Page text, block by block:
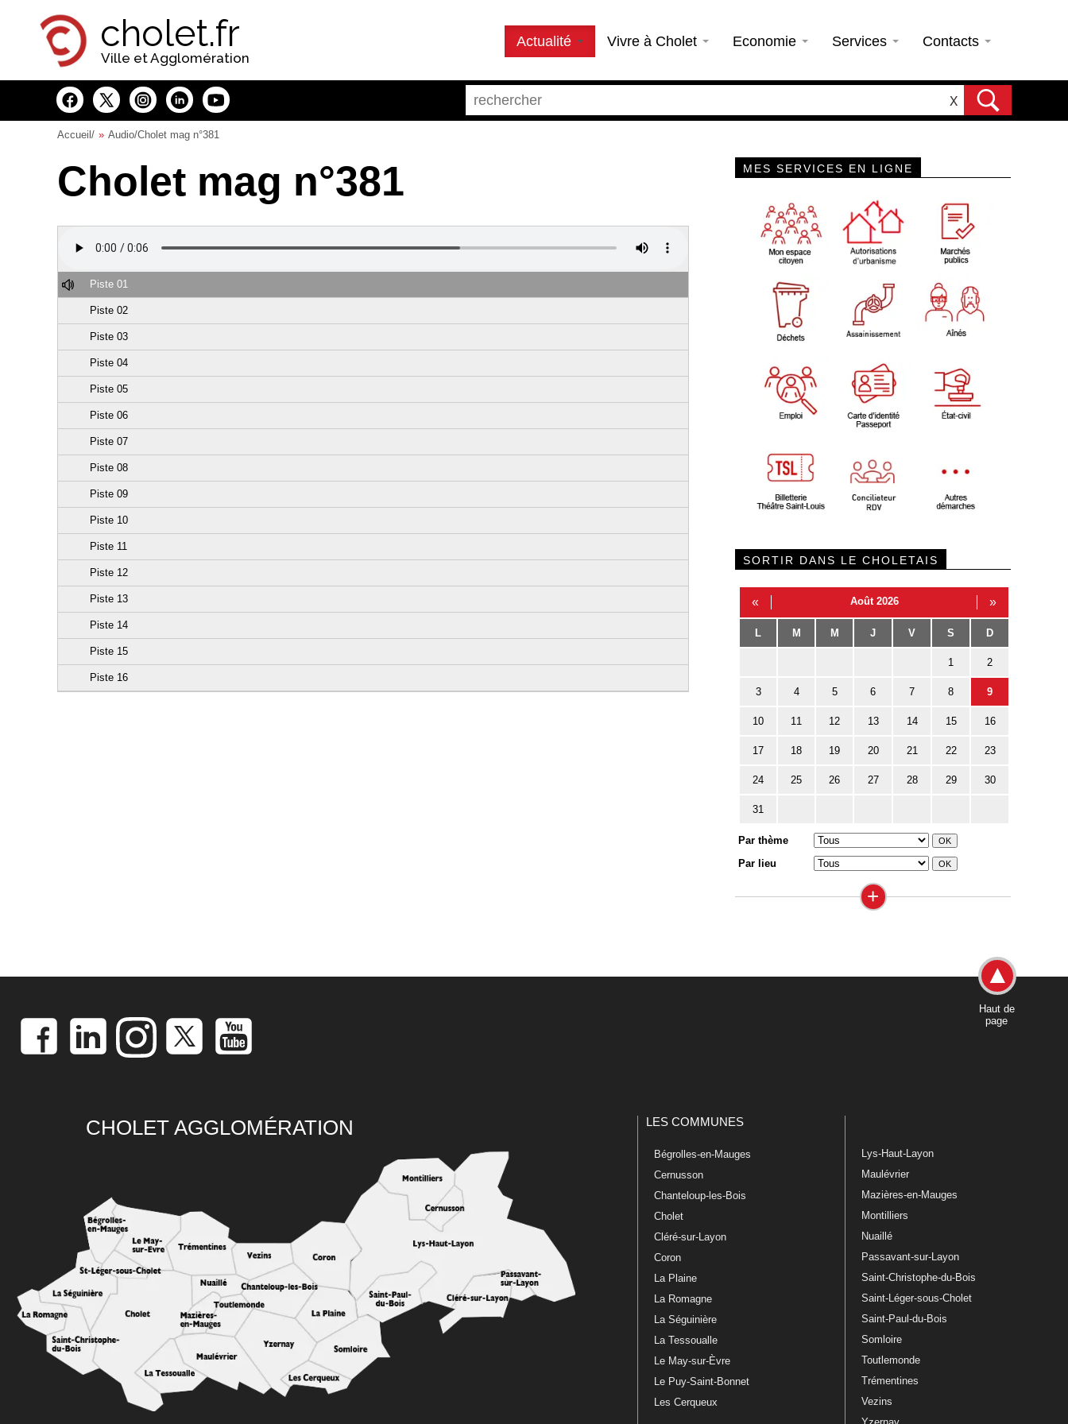
cholet.fr
Ville et Agglomération
Actualité Vivre à Cholet Economie Services Contacts
X
Accueil / Audio/Cholet mag n°381
Cholet mag n°381
Piste 01
Piste 02
Piste 03
Piste 04
Piste 05
Piste 06
Piste 07
Piste 08
Piste 09
Piste 10
Piste 11
Piste 12
Piste 13
Piste 14
Piste 15
Piste 16
MES SERVICES EN LIGNE
SORTIR DANS LE CHOLETAIS
« Août 2026 »
L M M J V S D
1 2
3 4 5 6 7 8 9
10 11 12 13 14 15 16
17 18 19 20 21 22 23
24 25 26 27 28 29 30
31
Par thème
Par lieu
+
Haut de
page
CHOLET AGGLOMÉRATION LES COMMUNES
Bégrolles-en-Mauges
Cernusson
Chanteloup-les-Bois
Cholet
Cléré-sur-Layon
Coron
La Plaine
La Romagne
La Séguinière
La Tessoualle
Le May-sur-Èvre
Le Puy-Saint-Bonnet
Les Cerqueux
Lys-Haut-Layon
Maulévrier
Mazières-en-Mauges
Montilliers
Nuaillé
Passavant-sur-Layon
Saint-Christophe-du-Bois
Saint-Léger-sous-Cholet
Saint-Paul-du-Bois
Somloire
Toutlemonde
Trémentines
Vezins